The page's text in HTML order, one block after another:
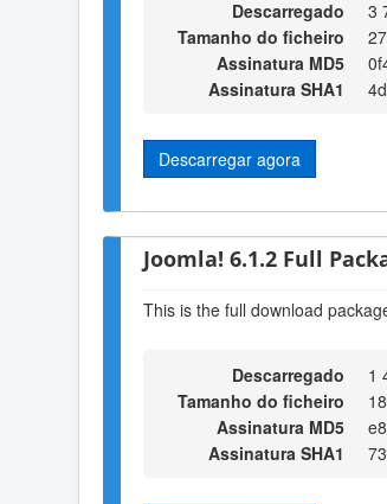
Descarregado
3
Tamanho do ficheiro
Assinatura MD5
Assinatura SHA1
Descarregar agora
Joomla! 6.1.2 Full
This is the full download
Descarregado
1
Tamanho do ficheiro
Assinatura MD5
Assinatura SHA1